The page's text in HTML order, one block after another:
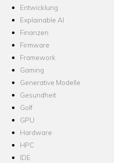
Entwicklung
Explainable AI
Finanzen
Firmware
Framework
Gaming
Generative Modelle
Gesundheit
Golf
GPU
Hardware
HPC
IDE